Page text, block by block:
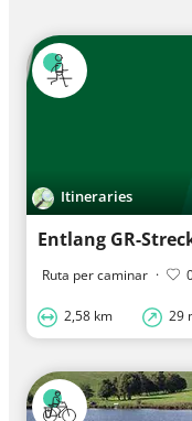
Itineraries
Entlang GR-
Ruta per caminar ·
2,58 km 29